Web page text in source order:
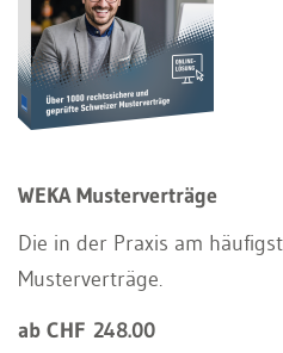
WEKA Musterverträge
Die in der Praxis am
Musterverträge.
ab CHF 248.00